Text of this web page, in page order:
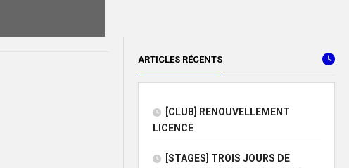
ARTICLES RÉCENTS
[CLUB] RENOUVELLEMENT
LICENCE
[STAGES] TROIS JOURS DE